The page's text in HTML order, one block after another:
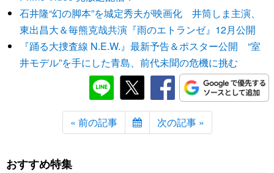
石井隆“幻の脚本”を城定秀夫が映画化 井筒しま主演、
東出昌大＆毎熊克哉共演『雨のエトランゼ』12月公開
『踊る大捜査線 N.E.W.』最新予告＆ポスター公開 “室
井モデル”を手にした青島、前代未聞の危機に挑む
« 前の記事 次の記事 »
おすすめ特集